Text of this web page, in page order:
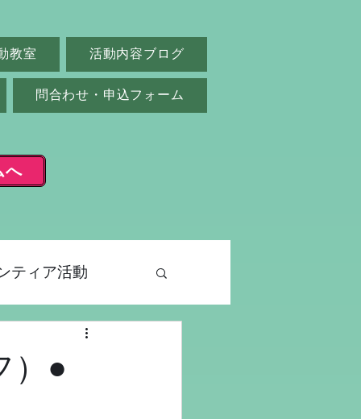
教室 活動内容ブログ
問合わせ・申込フォーム
へ
ティア活動
）●